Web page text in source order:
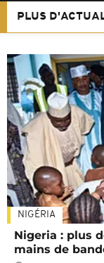
PLUS
NIGÉRIA
Nigeria : plus
mains de